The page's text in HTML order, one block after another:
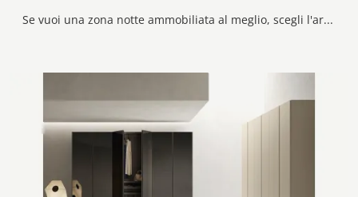
Se vuoi una zona notte ammobiliata al meglio, scegli l'armadio Telaio Vetro con ante battenti di Presotto!